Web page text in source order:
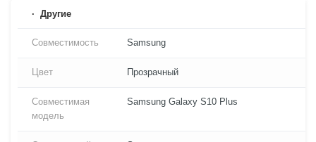
Другие
Совместимость Samsung
Цвет Прозрачный
Совместимая
модель
Samsung Galaxy S10 Plus